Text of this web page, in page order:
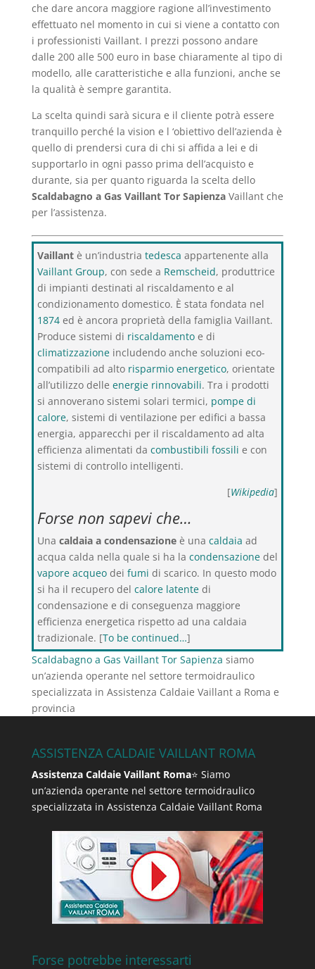
che dare ancora maggiore ragione all’investimento
effettuato nel momento in cui si viene a contatto con
i professionisti Vaillant. I prezzi possono andare
dalle 200 alle 500 euro in base chiaramente al tipo di
modello, alle caratteristiche e alla funzioni, anche se
la qualità è sempre garantita.
La scelta quindi sarà sicura e il cliente potrà essere
tranquillo perché la vision e l ‘obiettivo dell’azienda è
quello di prendersi cura di chi si affida a lei e di
supportarlo in ogni passo prima dell’acquisto e
durante, sia per quanto riguarda la scelta dello
Scaldabagno a Gas Vaillant Tor SapienzaVaillant che
per l’assistenza.
Vaillantè un’industria tedesca appartenente alla
Vaillant Group, con sede a Remscheid, produttrice
di impianti destinati al riscaldamento e al
condizionamento domestico. È stata fondata nel
1874ed è ancora proprietà della famiglia Vaillant.
Produce sistemi di riscaldamentoe di
climatizzazioneincludendo anche soluzioni eco-
compatibili ad alto risparmio energetico, orientate
all’utilizzo delle energie rinnovabili. Tra i prodotti
si annoverano sistemi solari termici, pompe di
calore, sistemi di ventilazione per edifici a bassa
energia, apparecchi per il riscaldamento ad alta
efficienza alimentati da combustibili fossili e con
sistemi di controllo intelligenti.
[Wikipedia]
Forse non sapevi che…
Una caldaia a condensazioneè una caldaia ad
acqua calda nella quale si ha la condensazionedel
vapore acqueodei fumi di scarico. In questo modo
si ha il recupero del calore latentedi
condensazione e di conseguenza maggiore
efficienza energetica rispetto ad una caldaia
tradizionale. [To be continued…]
Scaldabagno a Gas Vaillant Tor Sapienza siamo
un’azienda operante nel settore termoidraulico
specializzata in Assistenza Caldaie Vaillant a Roma e
provincia
ASSISTENZA CALDAIE VAILLANT ROMA
Assistenza Caldaie Vaillant Roma⭐ Siamo
un’azienda operante nel settore termoidraulico
specializzata in Assistenza Caldaie Vaillant Roma
Forse potrebbe interessarti